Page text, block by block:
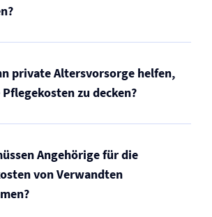
private Altersvorsorge helfen,
zu decken?
Angehörige für die
von Verwandten